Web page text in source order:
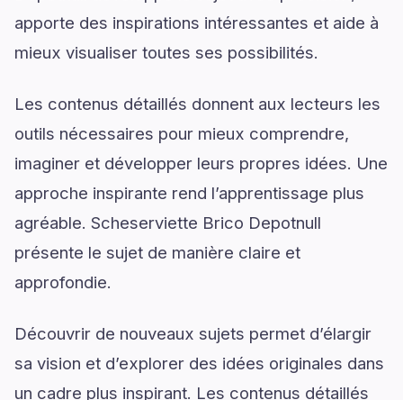
apporte des inspirations intéressantes et aide à
mieux visualiser toutes ses possibilités.
Les contenus détaillés donnent aux lecteurs les
outils nécessaires pour mieux comprendre,
imaginer et développer leurs propres idées. Une
approche inspirante rend l’apprentissage plus
agréable. Scheserviette Brico Depotnull
présente le sujet de manière claire et
approfondie.
Découvrir de nouveaux sujets permet d’élargir
sa vision et d’explorer des idées originales dans
un cadre plus inspirant. Les contenus détaillés